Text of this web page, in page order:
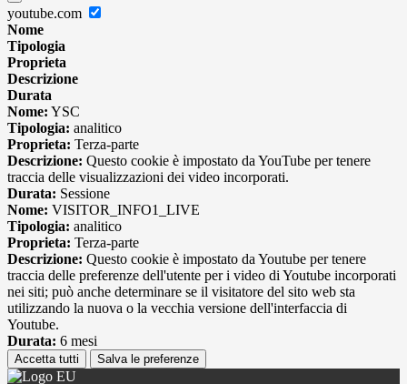
youtube.com
Nome
Tipologia
Proprieta
Descrizione
Durata
Nome: YSC
Tipologia: analitico
Proprieta: Terza-parte
Descrizione: Questo cookie è impostato da YouTube per tenere
traccia delle visualizzazioni dei video incorporati.
Durata: Sessione
Nome: VISITOR_INFO1_LIVE
Tipologia: analitico
Proprieta: Terza-parte
Descrizione: Questo cookie è impostato da Youtube per tenere
traccia delle preferenze dell'utente per i video di Youtube incorporati
nei siti; può anche determinare se il visitatore del sito web sta
utilizzando la nuova o la vecchia versione dell'interfaccia di
Youtube.
Durata: 6 mesi
Accetta tutti Salva le preferenze